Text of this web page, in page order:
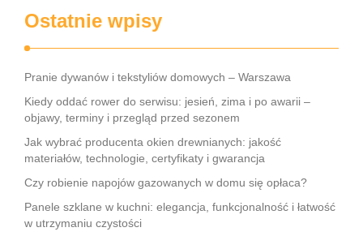
Ostatnie wpisy
Pranie dywanów i tekstyliów domowych – Warszawa
Kiedy oddać rower do serwisu: jesień, zima i po awarii –
objawy, terminy i przegląd przed sezonem
Jak wybrać producenta okien drewnianych: jakość
materiałów, technologie, certyfikaty i gwarancja
Czy robienie napojów gazowanych w domu się opłaca?
Panele szklane w kuchni: elegancja, funkcjonalność i łatwość
w utrzymaniu czystości